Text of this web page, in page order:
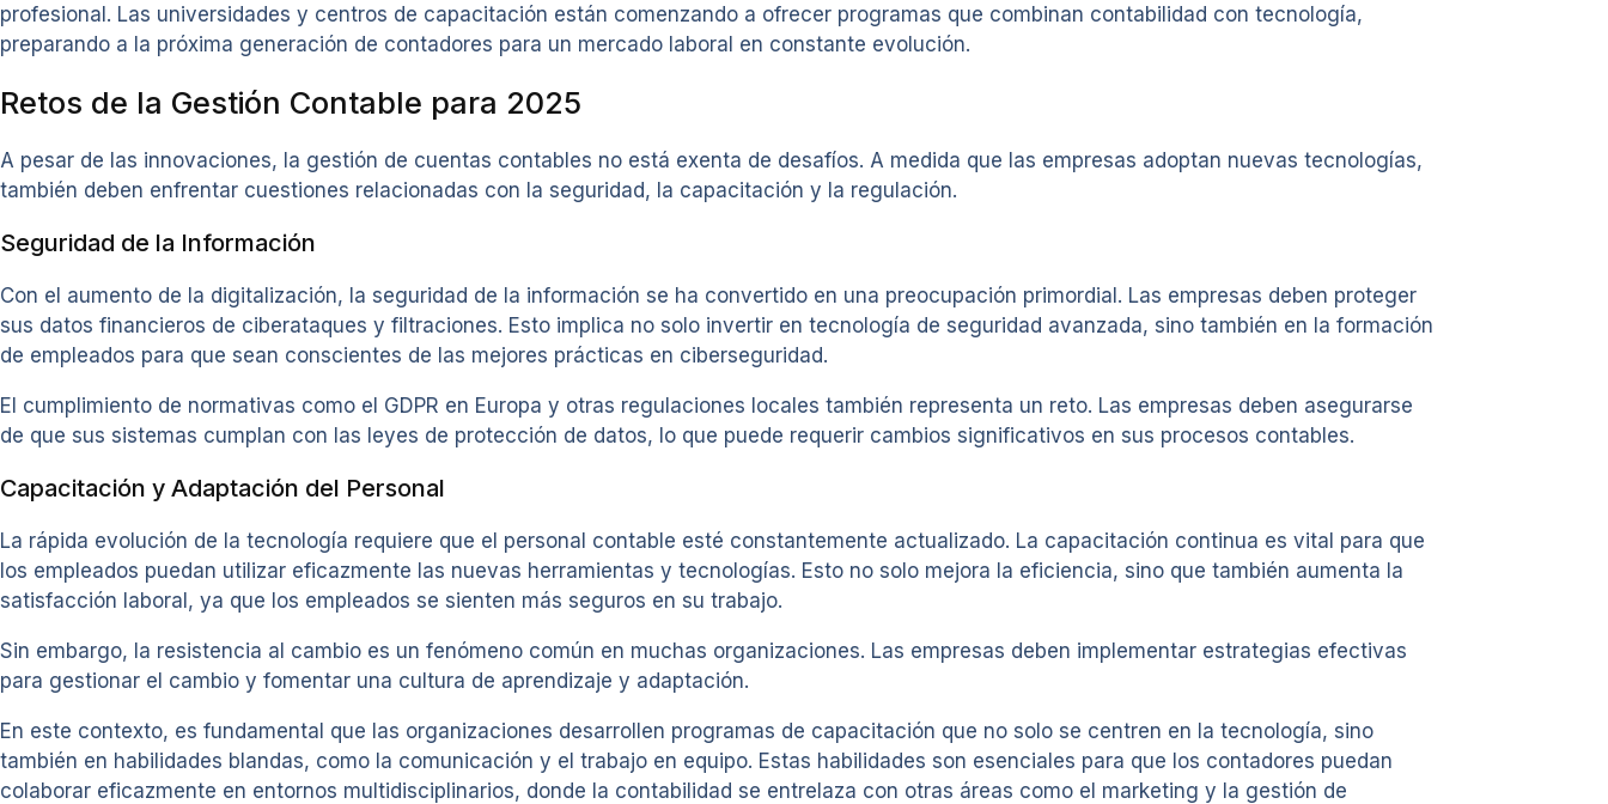
profesional. Las universidades y centros de capacitación están comenzando a ofrecer programas que combinan contabilidad con tecnología,
preparando a la próxima generación de contadores para un mercado laboral en constante evolución.
Retos de la Gestión Contable para 2025
A pesar de las innovaciones, la gestión de cuentas contables no está exenta de desafíos. A medida que las empresas adoptan nuevas tecnologías,
también deben enfrentar cuestiones relacionadas con la seguridad, la capacitación y la regulación.
Seguridad de la Información
Con el aumento de la digitalización, la seguridad de la información se ha convertido en una preocupación primordial. Las empresas deben proteger
sus datos financieros de ciberataques y filtraciones. Esto implica no solo invertir en tecnología de seguridad avanzada, sino también en la formación
de empleados para que sean conscientes de las mejores prácticas en ciberseguridad.
El cumplimiento de normativas como el GDPR en Europa y otras regulaciones locales también representa un reto. Las empresas deben asegurarse
de que sus sistemas cumplan con las leyes de protección de datos, lo que puede requerir cambios significativos en sus procesos contables.
Capacitación y Adaptación del Personal
La rápida evolución de la tecnología requiere que el personal contable esté constantemente actualizado. La capacitación continua es vital para que
los empleados puedan utilizar eficazmente las nuevas herramientas y tecnologías. Esto no solo mejora la eficiencia, sino que también aumenta la
satisfacción laboral, ya que los empleados se sienten más seguros en su trabajo.
Sin embargo, la resistencia al cambio es un fenómeno común en muchas organizaciones. Las empresas deben implementar estrategias efectivas
para gestionar el cambio y fomentar una cultura de aprendizaje y adaptación.
En este contexto, es fundamental que las organizaciones desarrollen programas de capacitación que no solo se centren en la tecnología, sino
también en habilidades blandas, como la comunicación y el trabajo en equipo. Estas habilidades son esenciales para que los contadores puedan
colaborar eficazmente en entornos multidisciplinarios, donde la contabilidad se entrelaza con otras áreas como el marketing y la gestión de